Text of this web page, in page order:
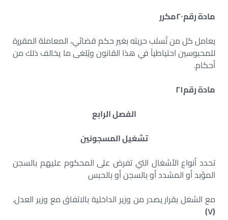
مادة رقم٢٠مكرر
يعامل كل من تُسلب حريته بغير حكم قضائي، المعاملة المقررة
للمحبوسين احتياطياً في هذا القانون ويُلغى ما يخالف ذلك من
أحكام.
مادة رقم٢١
الفصل الرابع
تشغيل المسجونين
تحدد أنواع الأشغال التي تفرض على المحكوم عليهم بالسجن
المؤبد أو المشدد أو بالسجن أو بالحبس
مع الشغل بقرار يصدر من وزير الداخلية بالاتفاق مع وزير العدل.
(٧)